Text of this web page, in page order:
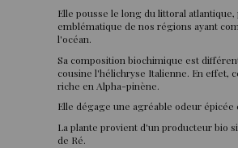
Elle pousse le long du littoral atlantique,
emblématique de nos régions ayant
l'océan.
Sa composition biochimique est
cousine l'hélichryse Italienne. En effet,
riche en Alpha-pinène.
Elle dégage une agréable odeur épicée
La plante provient d'un producteur bio
de Ré.